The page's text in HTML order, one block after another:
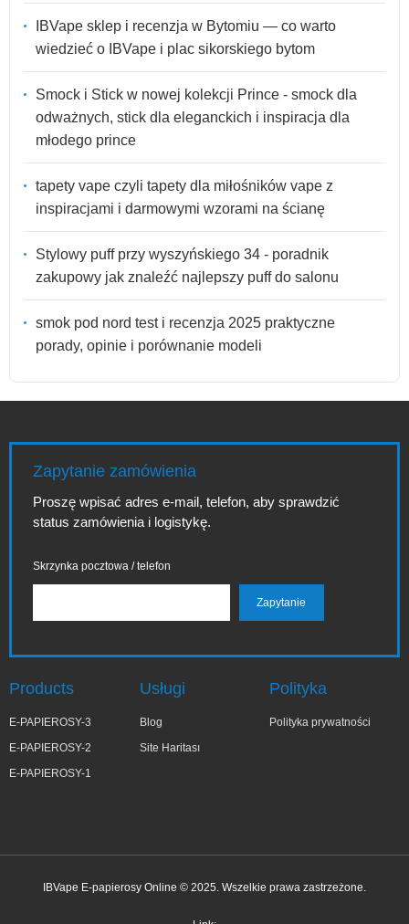
IBVape sklep i recenzja w Bytomiu — co warto
wiedzieć o IBVape i plac sikorskiego bytom
Smock i Stick w nowej kolekcji Prince - smock dla
odważnych, stick dla eleganckich i inspiracja dla
młodego prince
tapety vape czyli tapety dla miłośników vape z
inspiracjami i darmowymi wzorami na ścianę
Stylowy puff przy wyszyńskiego 34 - poradnik
zakupowy jak znaleźć najlepszy puff do salonu
smok pod nord test i recenzja 2025 praktyczne
porady, opinie i porównanie modeli
Zapytanie zamówienia
Proszę wpisać adres e-mail, telefon, aby sprawdzić
status zamówienia i logistykę.
Skrzynka pocztowa / telefon
Products
E-PAPIEROSY-3
E-PAPIEROSY-2
E-PAPIEROSY-1
Usługi
Blog
Site Haritası
Polityka
Polityka prywatności
IBVape E-papierosy Online © 2025. Wszelkie prawa zastrzeżone.